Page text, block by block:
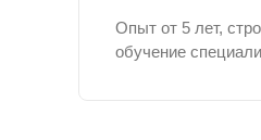
Опыт от 5 лет,
обучение